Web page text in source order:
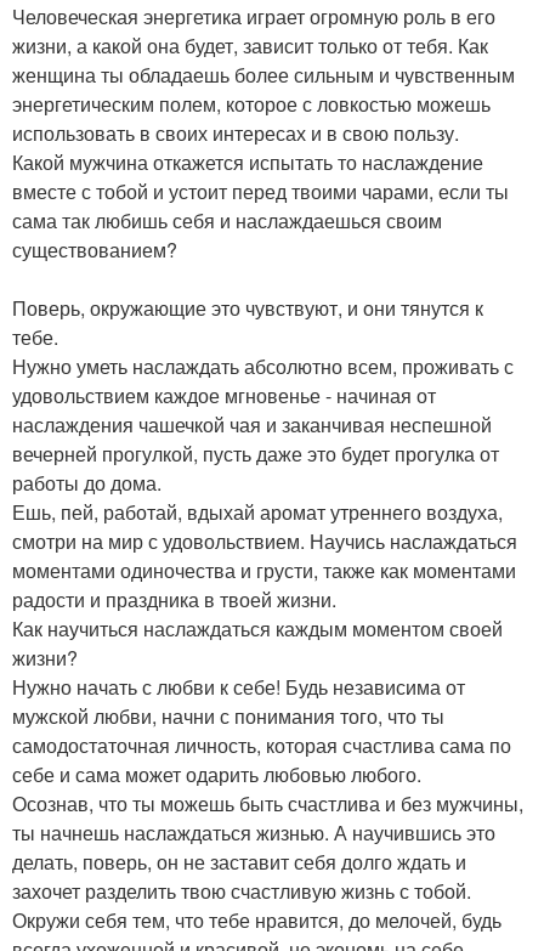
Человеческая энергетика играет огромную роль в его
жизни, а какой она будет, зависит только от тебя. Как
женщина ты обладаешь более сильным и чувственным
энергетическим полем, которое с ловкостью можешь
использовать в своих интересах и в свою пользу.
Какой мужчина откажется испытать то наслаждение
вместе с тобой и устоит перед твоими чарами, если ты
сама так любишь себя и наслаждаешься своим
существованием?
Поверь, окружающие это чувствуют, и они тянутся к
тебе.
Нужно уметь наслаждать абсолютно всем, проживать с
удовольствием каждое мгновенье - начиная от
наслаждения чашечкой чая и заканчивая неспешной
вечерней прогулкой, пусть даже это будет прогулка от
работы до дома.
Ешь, пей, работай, вдыхай аромат утреннего воздуха,
смотри на мир с удовольствием. Научись наслаждаться
моментами одиночества и грусти, также как моментами
радости и праздника в твоей жизни.
Как научиться наслаждаться каждым моментом своей
жизни?
Нужно начать с любви к себе! Будь независима от
мужской любви, начни с понимания того, что ты
самодостаточная личность, которая счастлива сама по
себе и сама может одарить любовью любого.
Осознав, что ты можешь быть счастлива и без мужчины,
ты начнешь наслаждаться жизнью. А научившись это
делать, поверь, он не заставит себя долго ждать и
захочет разделить твою счастливую жизнь с тобой.
Окружи себя тем, что тебе нравится, до мелочей, будь